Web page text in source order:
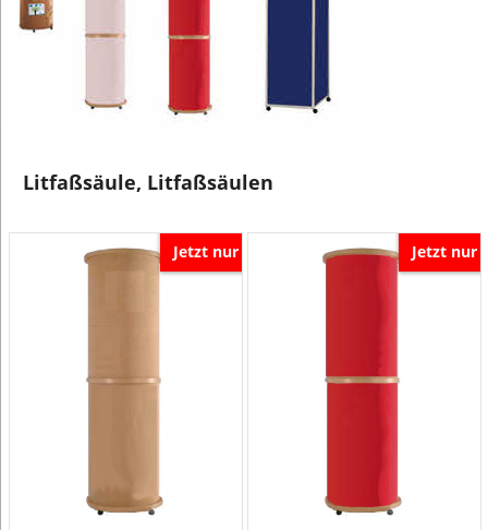
Litfaßsäule, Litfaßsäulen
Jetzt nur Jetzt nur